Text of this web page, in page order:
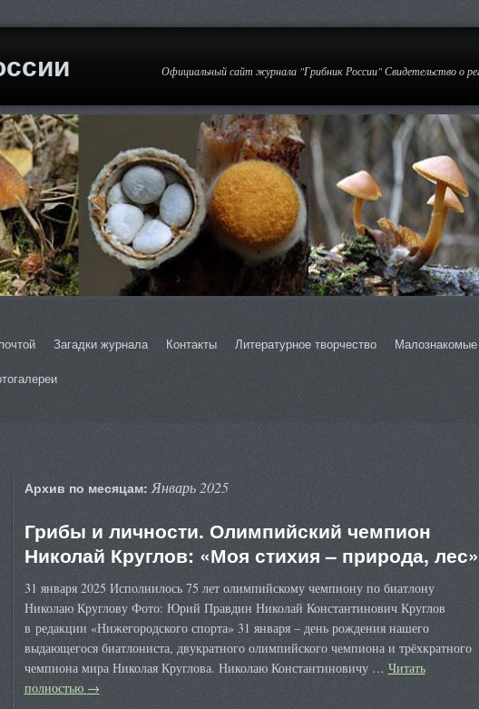
Официальный сайт журнала "Грибник России" Свидетельство о
Загадки журнала Контакты Литературное творчество
Архив по месяцам:Январь 2025
Грибы и личности. Олимпийский чемпион
Николай Круглов: «Моя стихия – природа, лес»
31 января 2025 Исполнилось 75 лет олимпийскому чемпиону по биатлону
Николаю Круглову Фото: Юрий Правдин Николай Константинович Круглов
в редакции «Нижегородского спорта» 31 января – день рождения нашего
выдающегося биатлониста, двукратного олимпийского чемпиона и трёхкратного
чемпиона мира Николая Круглова. Николаю Константиновичу … Читать
полностью →